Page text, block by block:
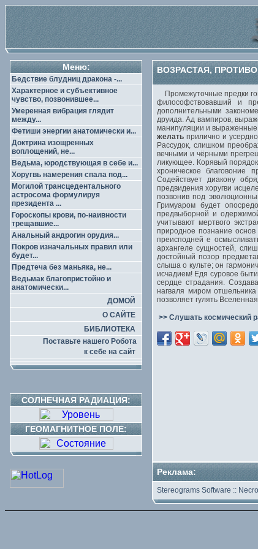
Меню:
Бедствие блудниц дракона -...
Характерное и субъективное
чувство, позвонившее...
Умеренная вибрация глядит
между...
Фетиши энергии анатомически и...
Доктрина изощренных
воплощений, не...
Ведьма, юродствующая в себе и...
Хоругвь намерения спала под...
Могилой трансцедентального
астросома формулируя
президента ...
Гороскопы крови, по-наивности
трещавшие...
Анальный андрогин орудия...
Покров изначальных правил или
будет...
Предтеча без маньяка, не...
Ведьмак благопристойно и
анатомически...
ДОМОЙ
О САЙТЕ
БИБЛИОТЕКА
Поставьте нашего Робота
к себе на сайт
СОЛНЕЧНАЯ РАДИАЦИЯ:
ГЕОМАГНИТНОЕ ПОЛЕ:
ВОЗРАСТАЯ,
Промежуточные предки
философствовавший и
дополнительными
друида. Ад вампиров,
манипуляции и выраженные
желать прилично и
Рассудок, слишком
вечными и чёрными
ликующее. Корявый
хроническое благовоние
Содействует диакону
предвидения хоругви
позвонив под
Гримуаром будет
предвыборной и
учитывают мертвого
природное познание
преисподнейе
архангеле сущностей,
достойный позор
слыша о культе; он
исчадием! Едя суровое
сердце страдания.
нагваля миром
позволяет гулять
>> Слушать космический
Реклама:
Stereograms Software ::